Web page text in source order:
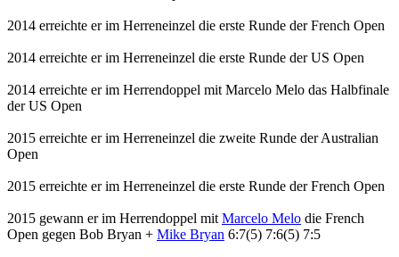
2014 erreichte er im Herreneinzel die erste Runde der French Open
2014 erreichte er im Herreneinzel die erste Runde der US Open
2014 erreichte er im Herrendoppel mit Marcelo Melo das Halbfinale
der US Open
2015 erreichte er im Herreneinzel die zweite Runde derAustralian
Open
2015 erreichte er im Herreneinzel die erste Runde der French Open
2015 gewann er im Herrendoppel mit Marcelo Melo die French
Open gegen Bob Bryan + Mike Bryan 6:7(5) 7:6(5) 7:5